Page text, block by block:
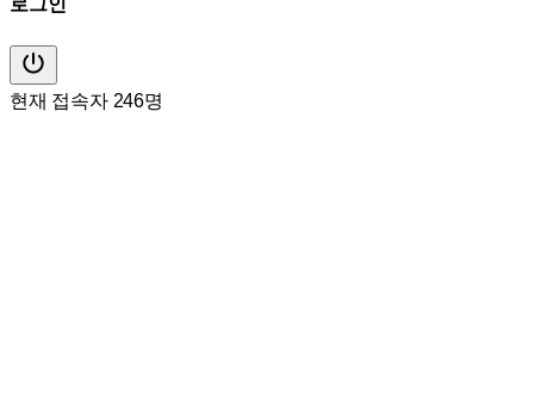
로그인
현재 접속자 246명